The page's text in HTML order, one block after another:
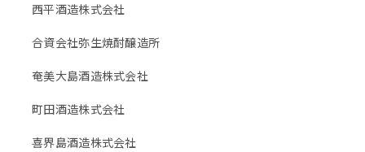
西平酒造株式会社
合資会社弥生焼酎醸造所
奄美大島酒造株式会社
町田酒造株式会社
喜界島酒造株式会社